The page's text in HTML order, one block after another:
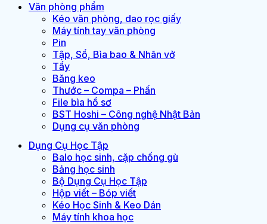
Văn phòng phẩm
Kéo văn phòng, dao rọc giấy
Máy tính tay văn phòng
Pin
Tập, Sổ, Bìa bao & Nhãn vở
Tẩy
Băng keo
Thước – Compa – Phấn
File bìa hồ sơ
BST Hoshi – Công nghệ Nhật Bản
Dụng cụ văn phòng
Dụng Cụ Học Tập
Balo học sinh, cặp chống gù
Bảng học sinh
Bộ Dụng Cụ Học Tập
Hộp viết – Bóp viết
Kéo Học Sinh & Keo Dán
Máy tính khoa học